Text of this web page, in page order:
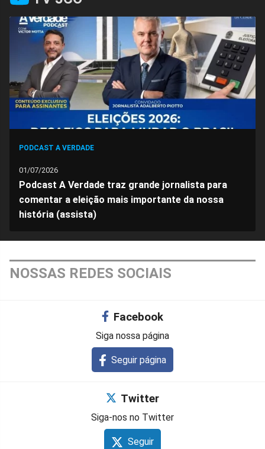
no
Facebook
no
Whatsapp
no
Twitter
no
Messenger
no
Telegram
no
Gettr
PODCAST A VERDADE
01/07/2026
Podcast A Verdade traz grande jornalista para
comentar a eleição mais importante da nossa
história (assista)
NOSSAS REDES SOCIAIS
Facebook
Siga nossa página
Seguir página
Twitter
Siga-nos no Twitter
Seguir